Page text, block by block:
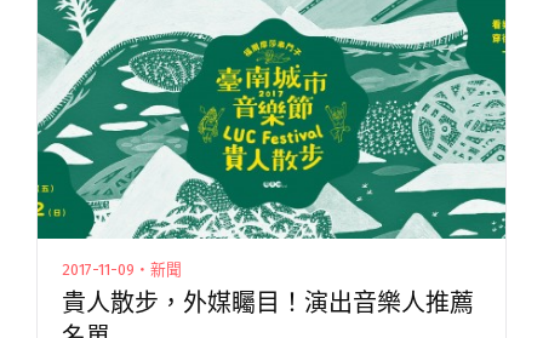
文 "為自己，快找出口！2017 出口音樂節連續兩
週要你「樂」來「樂」快樂"
2017-11-09・新聞
貴人散步，外媒矚目！演出音樂人推薦